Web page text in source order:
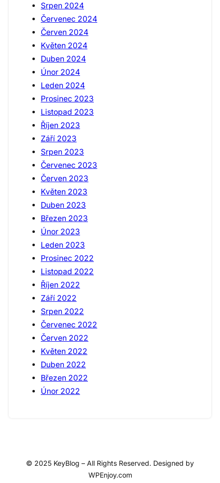
Srpen 2024
Červenec 2024
Červen 2024
Květen 2024
Duben 2024
Únor 2024
Leden 2024
Prosinec 2023
Listopad 2023
Říjen 2023
Září 2023
Srpen 2023
Červenec 2023
Červen 2023
Květen 2023
Duben 2023
Březen 2023
Únor 2023
Leden 2023
Prosinec 2022
Listopad 2022
Říjen 2022
Září 2022
Srpen 2022
Červenec 2022
Červen 2022
Květen 2022
Duben 2022
Březen 2022
Únor 2022
© 2025 KeyBlog – All Rights Reserved. Designed by
WPEnjoy.com